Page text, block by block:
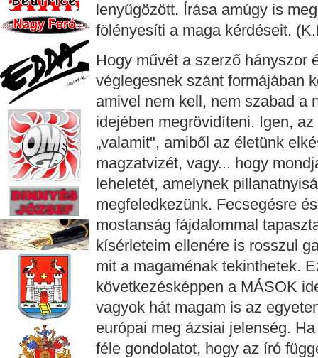
lenyűgözött. Írása amúgy is
fölényesíti a maga kérdéseit.
Hogy művét a szerző hányszor
véglegesnek szánt formájában
amivel nem kell, nem szabad a
idejében megrövidíteni. Igen,
„valamit", amiből az életünk
magzatvizét, vagy... hogy
leheletét, amelynek
megfeledkezünk. Fecsegésre
mostanság fájdalommal
kísérleteim ellenére is rosszul
mit a magaménak tekinthetek.
következésképpen a MÁSOK
vagyok hát magam is az
európai meg ázsiai jelenség.
féle gondolatot, hogy az író